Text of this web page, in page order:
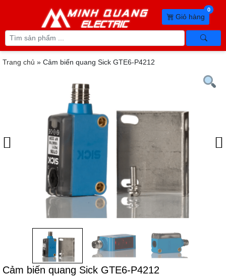
Giỏ hàng
0
Trang chủ » Cảm biến quang Sick GTE6-P4212
Cảm biến quang Sick GTE6-P4212